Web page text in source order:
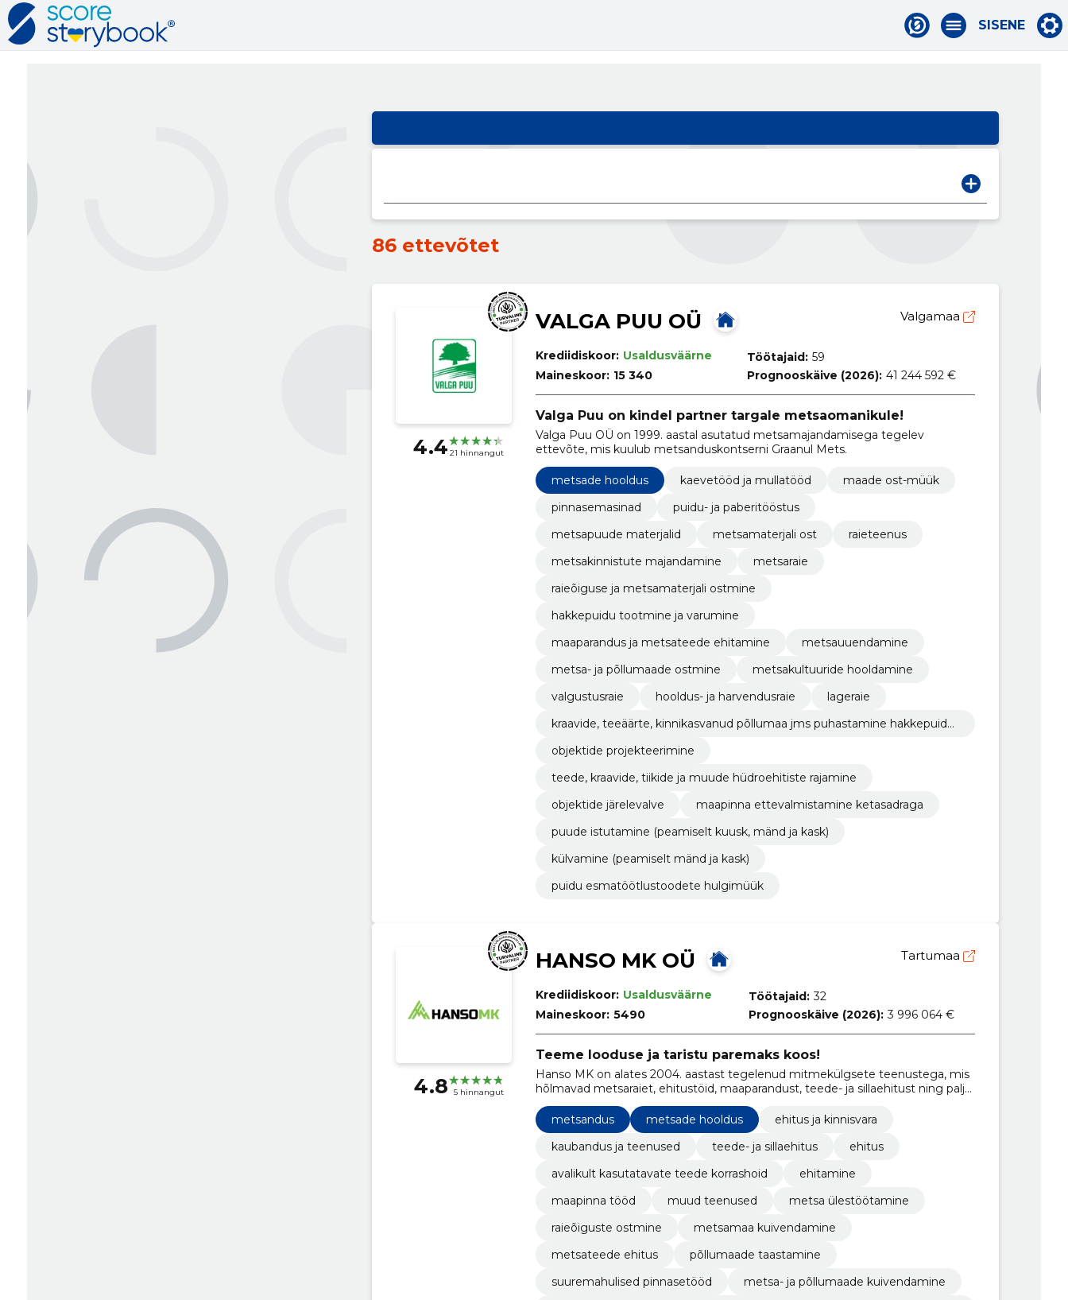
SISENE
86 ettevõtet
4.4 21 hinnangut
VALGA PUU OÜ Valgamaa
Krediidiskoor: Usaldusväärne
Maineskoor: 15 340
Töötajaid: 59
Prognooskäive (2026): 41 244 592 €
Valga Puu on kindel partner targale metsaomanikule!
Valga Puu OÜ on 1999. aastal asutatud metsamajandamisega tegelev
ettevõte, mis kuulub metsanduskontserni Graanul Mets.
metsade hooldus kaevetööd ja mullatööd
maade ost-müük
pinnasemasinad
puidu- ja paberitööstus
metsapuude materjalid
metsamaterjali ost
raieteenus
metsakinnistute majandamine
metsaraie
raieõiguse ja metsamaterjali ostmine
hakkepuidu tootmine ja varumine
maaparandus ja metsateede ehitamine
metsauuendamine
metsa- ja põllumaade ostmine
metsakultuuride hooldamine
valgustusraie
hooldus- ja harvendusraie
lageraie
kraavide, teeäärte, kinnikasvanud põllumaa jms puhastamine hakkepuidu
objektide projekteerimine
teede, kraavide, tiikide ja muude hüdroehitiste rajamine
objektide järelevalve
maapinna ettevalmistamine ketasadraga
puude istutamine (peamiselt kuusk, mänd ja kask)
külvamine (peamiselt mänd ja kask)
puidu esmatöötlustoodete hulgimüük
4.8 5 hinnangut
HANSO MK OÜ Tartumaa
Krediidiskoor: Usaldusväärne
Maineskoor: 5490
Töötajaid: 32
Prognooskäive (2026): 3 996 064 €
Teeme looduse ja taristu paremaks koos!
Hanso MK on alates 2004. aastast tegelenud mitmekülgsete teenustega, mis
hõlmavad metsaraiet, ehitustöid, maaparandust, teede- ja sillaehitust ning palju
infrastruktuuriarenduses.
metsandus metsade hooldus
ehitus ja kinnisvara
kaubandus ja teenused
teede- ja sillaehitus
ehitus
avalikult kasutatavate teede korrashoid
ehitamine
maapinna tööd
muud teenused
metsa ülestöötamine
raieõiguste ostmine
metsamaa kuivendamine
metsateede ehitus
põllumaade taastamine
suuremahulised pinnasetööd
metsa- ja põllumaade kuivendamine